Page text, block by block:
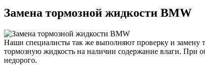
Замена тормозной жидкости BMW
Наши специалисты так же выполняют проверку и замену
тормозную жидкость на наличии содержание влаги. При
недорого.